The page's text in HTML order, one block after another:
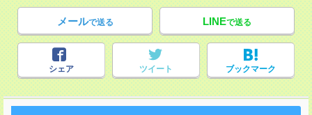
メールで送る LINEで送る
シェア ツイート ブックマーク